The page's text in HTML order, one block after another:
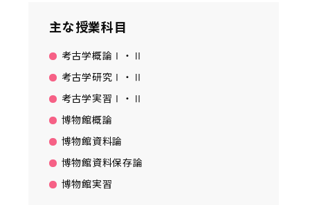
主な授業科目
考古学概論Ⅰ・Ⅱ
考古学研究Ⅰ・Ⅱ
考古学実習Ⅰ・Ⅱ
博物館概論
博物館資料論
博物館資料保存論
博物館実習